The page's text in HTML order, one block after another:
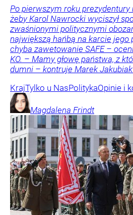
Po pierwszym roku prezydentury
żeby Karol Nawrocki wyciszył
zwaśnionymi politycznymi
największą hańbą na karcie jego
chyba zawetowanie SAFE –
KO. – Mamy głowę państwa, z
dumni – kontruje Marek
KrajTylko u NasPolitykaOpinie i
Magdalena Frindt